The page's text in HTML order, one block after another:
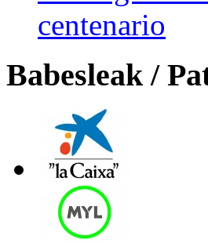
centenario
Babesleak /